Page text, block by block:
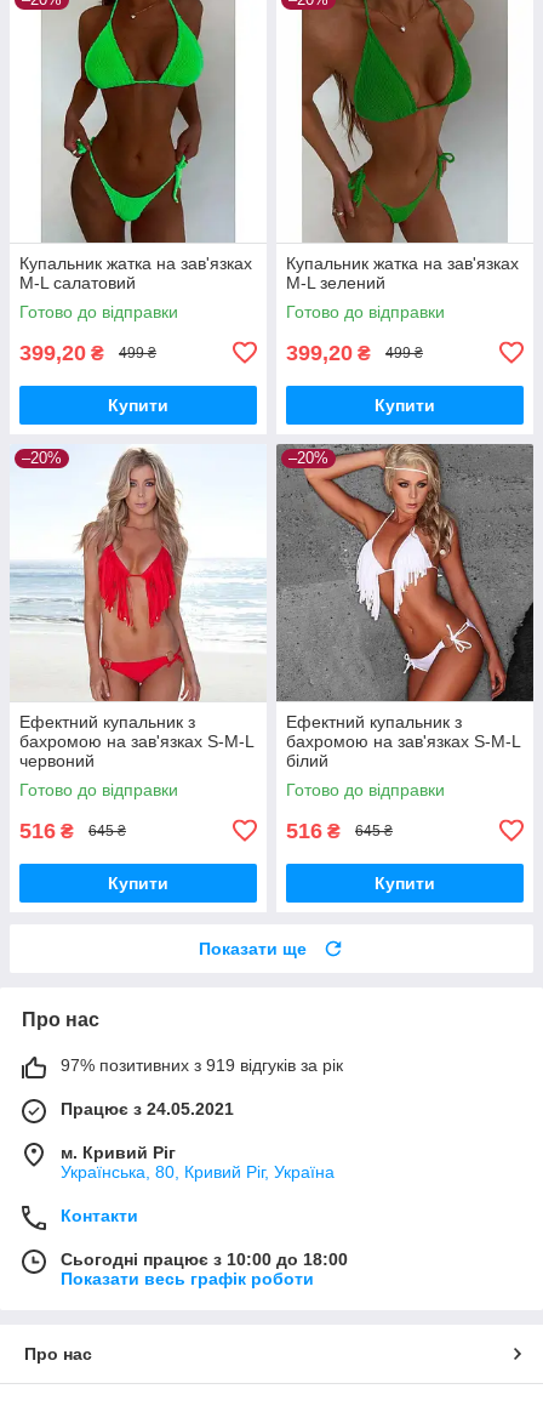
Купальник жатка на зав'язках
M-L салатовий
Готово до відправки
399,20 ₴ 499 ₴
Купити
Купальник жатка на зав'язках
M-L зелений
Готово до відправки
399,20 ₴ 499 ₴
Купити
–20%
Ефектний купальник з
бахромою на зав'язках S-M-L
червоний
Готово до відправки
516 ₴ 645 ₴
Купити
–20%
Ефектний купальник з
бахромою на зав'язках S-M-L
білий
Готово до відправки
516 ₴ 645 ₴
Купити
Показати ще
Про нас
97% позитивних з 919 відгуків за рік
Працює з 24.05.2021
м. Кривий Ріг
Українська, 80, Кривий Ріг, Україна
Контакти
Сьогодні працює з 10:00 до 18:00
Показати весь графік роботи
Про нас